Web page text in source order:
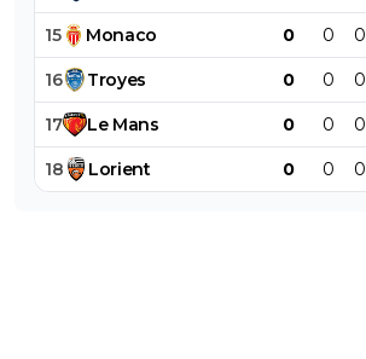
15 Monaco 0 0 0
16 Troyes 0 0 0
17 Le Mans 0 0 0
18 Lorient 0 0 0